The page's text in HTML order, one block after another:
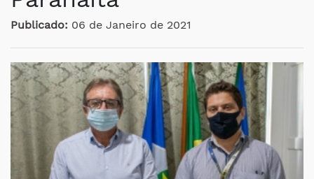
Publicado: 06 de Janeiro de 2021